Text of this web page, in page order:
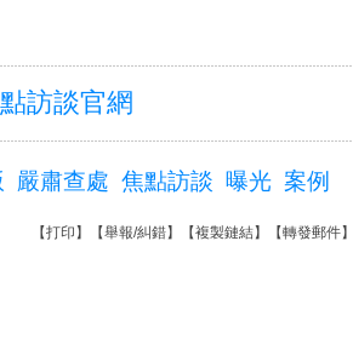
訪談官網
嚴肅查處 焦點訪談 曝光 案例
【打印 】【舉報/糾錯】【複製鏈結】【轉發郵件